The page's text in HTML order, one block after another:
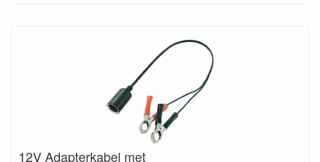
12V Adapterkabel met